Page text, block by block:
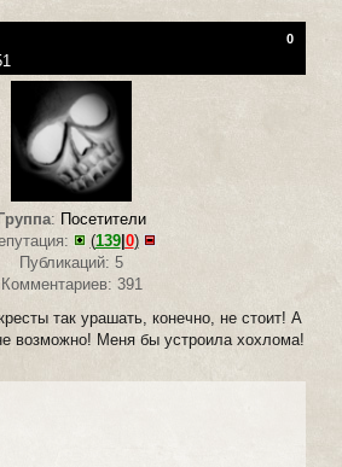
0
Группа: Посетители
(139| 0)
Публикаций: 5
Комментариев: 391
так урашать, конечно, не стоит! А
возможно! Меня бы устроила хохлома!